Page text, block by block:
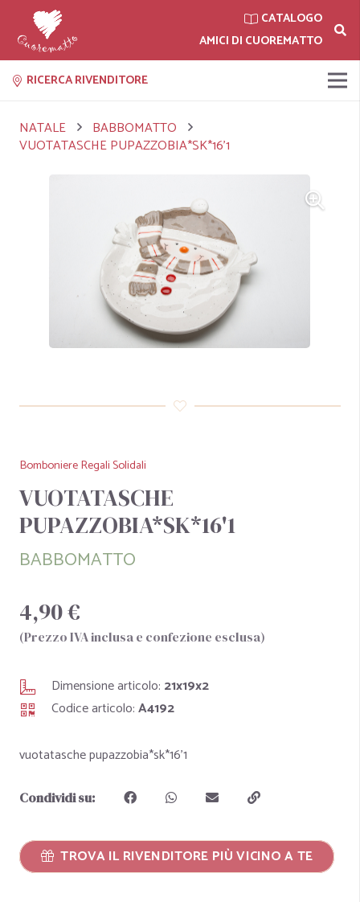
CATALOGO
AMICI DI CUOREMATTO
RICERCA RIVENDITORE
NATALE
BABBOMATTO
VUOTATASCHE PUPAZZOBIA*SK*16'1
Bomboniere Regali Solidali
VUOTATASCHE
PUPAZZOBIA*SK*16'1
BABBOMATTO
4,90 €
(Prezzo IVA inclusa e confezione esclusa)
Dimensione articolo: 21x19x2
Codice articolo:A4192
vuotatasche pupazzobia*sk*16'1
Condividi su:
TROVA IL RIVENDITORE PIÙ VICINO A TE